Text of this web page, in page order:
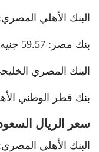
البنك الأهلي المصري: 59.57 جنيه للشراء، و60.12
بنك مصر: 59.57 جنيه للشراء، و60.11 للبيع.
البنك المصري الخليجي: 59.55 جنيه للشراء، و60.14
بنك قطر الوطني الأهلي: 59.57 جنيه للشراء،
سعر الريال
البنك الأهلي المصري: 12.75 جنيه للشراء، و12.78